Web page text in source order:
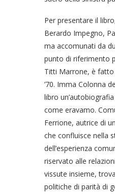
Per presentare il
Berardo Impegno,
ma accomunati da
punto di riferimento
Titti Marrone, è fatto
’70. Imma Colonna
libro
come eravamo.
Ferrione, autrice di
che confluisce nella
dell’esperienza
riservato alle
vissute insieme,
politiche di parità di